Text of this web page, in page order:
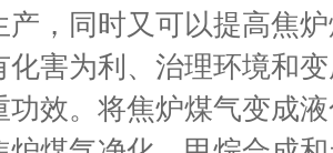
产，同时又可以提高焦
化害为利、治理环境和
功效。将焦炉煤气变成